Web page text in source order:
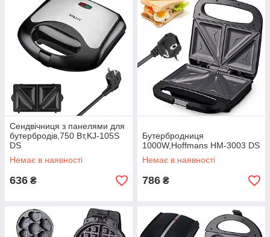
Сендвічниця з панелями для
бутербродів,750 Вт,KJ-105S
DS
Немає в наявності
636 ₴
Бутербродниця
1000W,Hoffmans HM-3003 DS
Немає в наявності
786 ₴